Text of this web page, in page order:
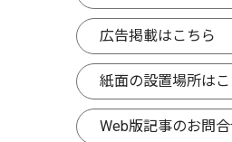
広告掲載はこちら
紙面の設置場所はこ
Web版記事のお問